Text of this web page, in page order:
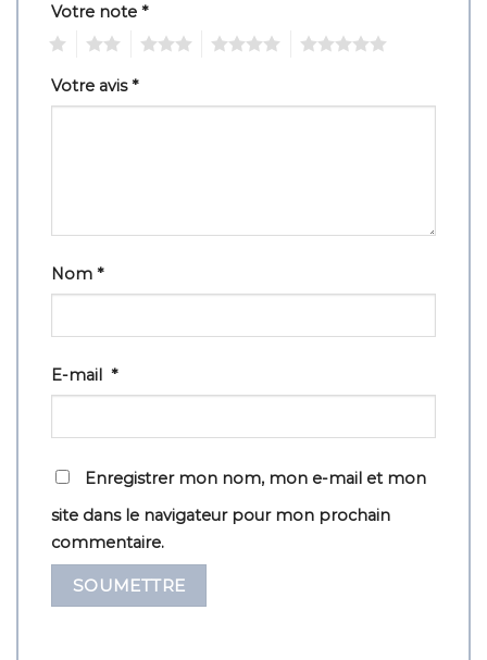
Votre note *
Votre avis*
Nom *
E-mail *
Enregistrer mon nom, mon e-mail et mon
site dans le navigateur pour mon prochain
commentaire.